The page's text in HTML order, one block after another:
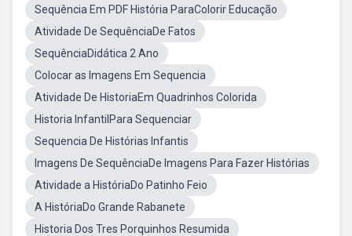
Sequência Em PDF História ParaColorir Educação
Atividade De SequênciaDe Fatos
SequênciaDidática 2 Ano
Colocar as Imagens Em Sequencia
Atividade De HistoriaEm Quadrinhos Colorida
Historia InfantilPara Sequenciar
Sequencia De Histórias Infantis
Imagens De SequênciaDe Imagens Para Fazer Histórias
Atividade a HistóriaDo Patinho Feio
A HistóriaDo Grande Rabanete
Historia Dos Tres Porquinhos Resumida